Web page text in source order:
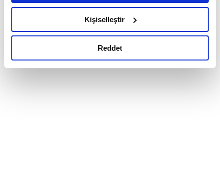
belirleyebilirsiniz. Çerezlere ilişkin detaylı bilgi için
Ayarlar butonuna tıklayabilir,Çerez Bilgilendirme
Metnimizi ziyaret edebilirsiniz.
okumak ve sitemizi ziyaretiniz kapsamında
Kişiselleştir
Reddet